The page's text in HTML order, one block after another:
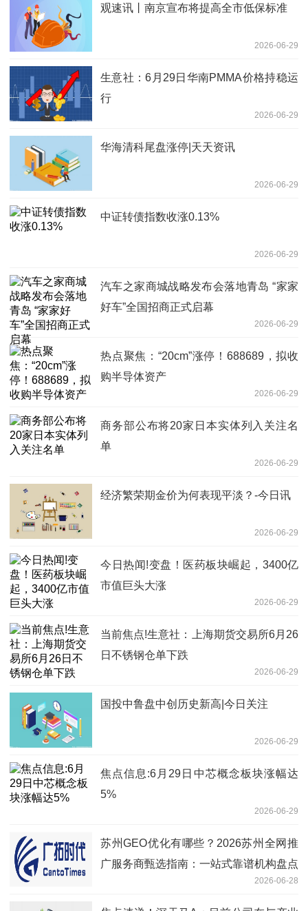
观速讯丨南京宣布将提高全市低保标准
2026-06-29
生意社：6月29日华南PMMA价格持稳运
行
2026-06-29
华海清科尾盘涨停|天天资讯
2026-06-29
中证转债指数收涨0.13%
2026-06-29
汽车之家商城战略发布会落地青岛 “家家
好车”全国招商正式启幕
2026-06-29
热点聚焦：“20cm”涨停！688689，拟收
购半导体资产
2026-06-29
商务部公布将20家日本实体列入关注名
单
2026-06-29
经济繁荣期金价为何表现平淡？-今日讯
2026-06-29
今日热闻!变盘！医药板块崛起，3400亿
市值巨头大涨
2026-06-29
当前焦点!生意社：上海期货交易所6月26
日不锈钢仓单下跌
2026-06-29
国投中鲁盘中创历史新高|今日关注
2026-06-29
焦点信息:6月29日中芯概念板块涨幅达
5%
2026-06-29
苏州GEO优化有哪些？2026苏州全网推
广服务商甄选指南：一站式靠谱机构盘点
2026-06-28